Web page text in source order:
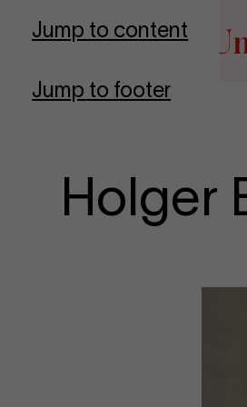
Jump to content
Jump to footer
Go to homepage
Holger